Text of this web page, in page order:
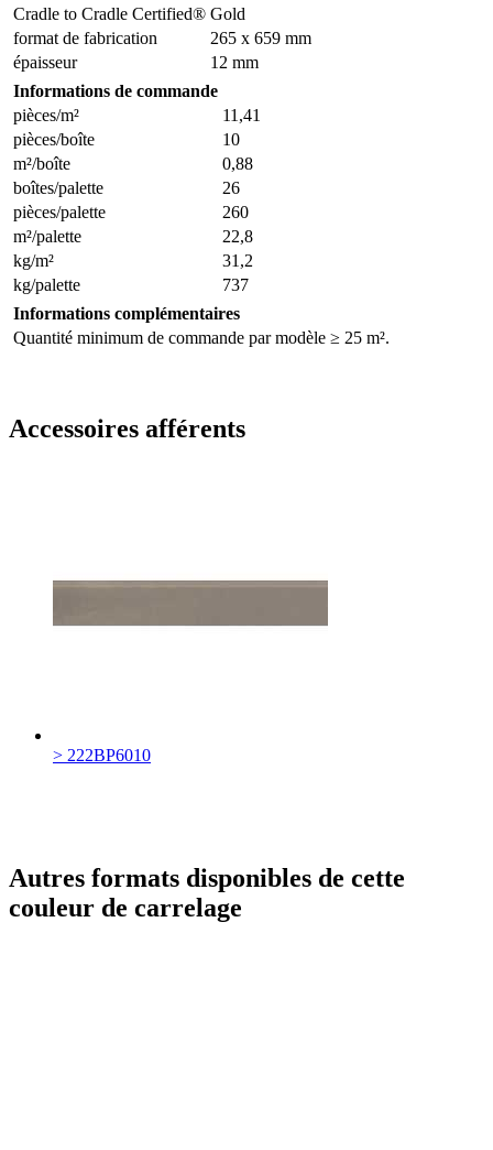
Cradle to Cradle Certified® Gold
format de fabrication
265 x 659 mm
épaisseur
12 mm
Informations de commande
pièces/m²
11,41
pièces/boîte
10
m²/boîte
0,88
boîtes/palette
26
pièces/palette
260
m²/palette
22,8
kg/m²
31,2
kg/palette
737
Informations complémentaires
Quantité minimum de commande par modèle ≥ 25 m².
Accessoires afférents
> 222BP6010
Autres formats disponibles de cette
couleur de carrelage